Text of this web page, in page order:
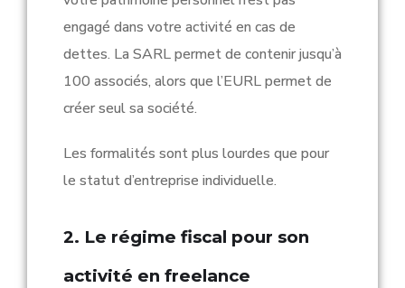
engagé dans votre activité en cas de
dettes. La SARL permet de contenir jusqu’à
100 associés, alors que l’EURL permet de
créer seul sa société.
Les formalités sont plus lourdes que pour
le statut d’entreprise individuelle.
2. Le régime fiscal pour son
activité en freelance